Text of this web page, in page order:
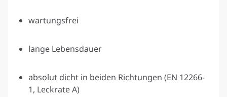
wartungsfrei
lange Lebensdauer
absolut dicht in beiden Richtungen (EN 12266-
1, Leckrate A)